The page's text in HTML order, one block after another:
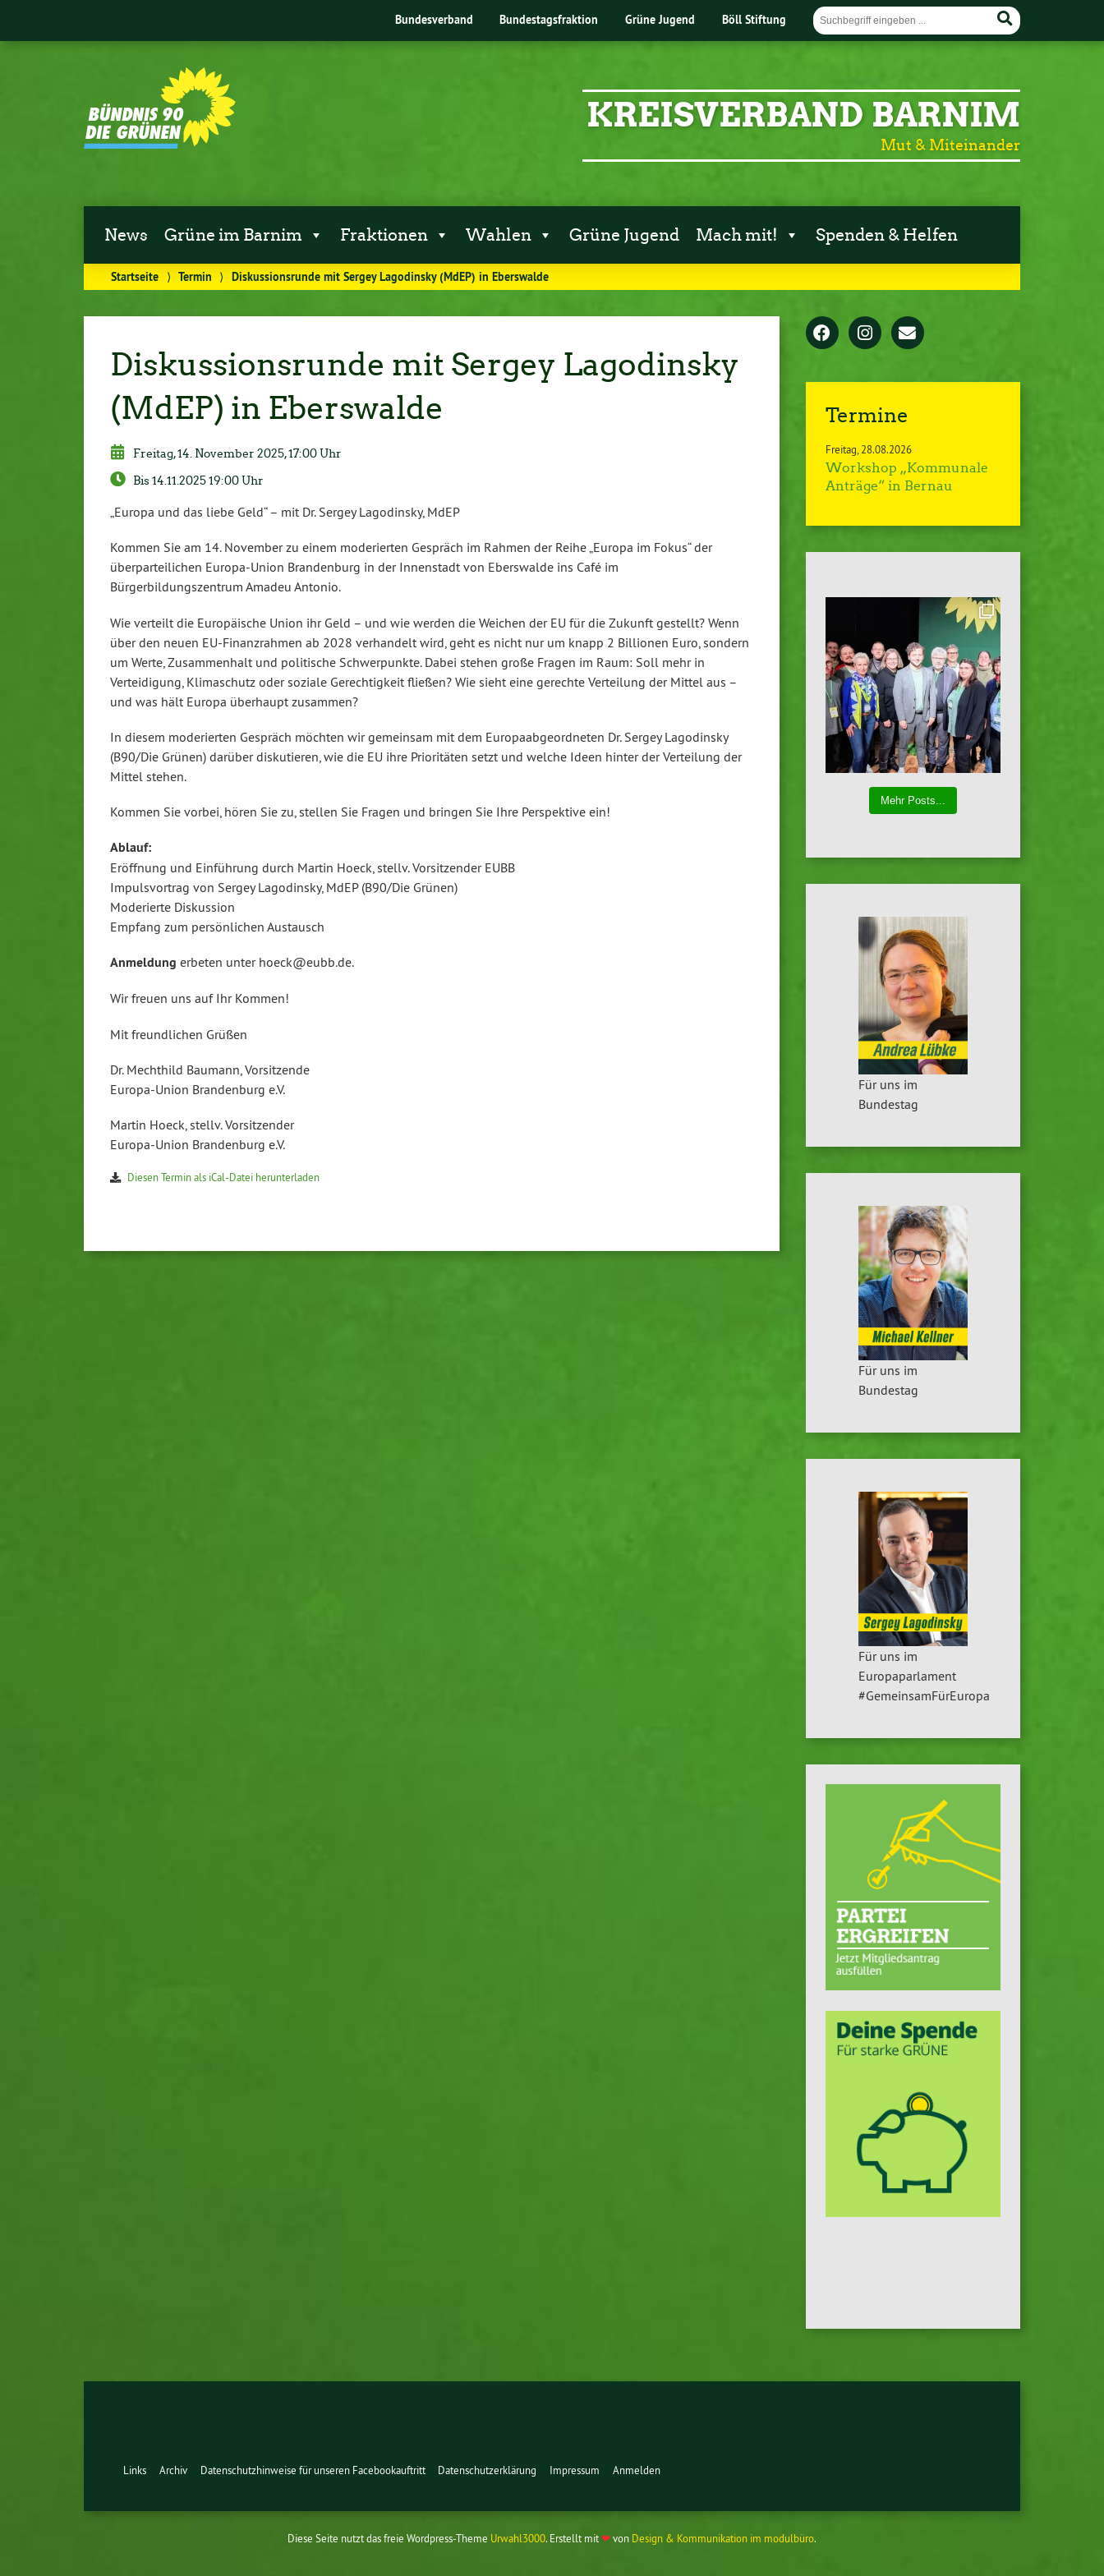
Bundesverband Bundestagsfraktion Grüne Jugend Böll Stiftung
KREISVERBAND BARNIM
Mut & Miteinander
News Grüne im Barnim Fraktionen Wahlen Grüne Jugend Mach mit! Spenden & Helfen
Startseite ⟩ Termin ⟩ Diskussionsrunde mit Sergey Lagodinsky (MdEP) in Eberswalde
Diskussionsrunde mit Sergey Lagodinsky
(MdEP) in Eberswalde
Freitag, 14. November 2025, 17:00 Uhr
Bis 14.11.2025 19:00 Uhr
„Europa und das liebe Geld“ – mit Dr. Sergey Lagodinsky, MdEP
Kommen Sie am 14. November zu einem moderierten Gespräch im Rahmen der Reihe „Europa im Fokus“ der
überparteilichen Europa-Union Brandenburg in der Innenstadt von Eberswalde ins Café im
Bürgerbildungszentrum Amadeu Antonio.
Wie verteilt die Europäische Union ihr Geld – und wie werden die Weichen der EU für die Zukunft gestellt? Wenn
über den neuen EU-Finanzrahmen ab 2028 verhandelt wird, geht es nicht nur um knapp 2 Billionen Euro, sondern
um Werte, Zusammenhalt und politische Schwerpunkte. Dabei stehen große Fragen im Raum: Soll mehr in
Verteidigung, Klimaschutz oder soziale Gerechtigkeit fließen? Wie sieht eine gerechte Verteilung der Mittel aus –
und was hält Europa überhaupt zusammen?
In diesem moderierten Gespräch möchten wir gemeinsam mit dem Europaabgeordneten Dr. Sergey Lagodinsky
(B90/Die Grünen) darüber diskutieren, wie die EU ihre Prioritäten setzt und welche Ideen hinter der Verteilung der
Mittel stehen.
Kommen Sie vorbei, hören Sie zu, stellen Sie Fragen und bringen Sie Ihre Perspektive ein!
Ablauf:
Eröffnung und Einführung durch Martin Hoeck, stellv. Vorsitzender EUBB
Impulsvortrag von Sergey Lagodinsky, MdEP (B90/Die Grünen)
Moderierte Diskussion
Empfang zum persönlichen Austausch
Anmeldung erbeten unter hoeck@eubb.de.
Wir freuen uns auf Ihr Kommen!
Mit freundlichen Grüßen
Dr. Mechthild Baumann, Vorsitzende
Europa-Union Brandenburg e.V.
Martin Hoeck, stellv. Vorsitzender
Europa-Union Brandenburg e.V.
Diesen Termin als iCal-Datei herunterladen
Termine
Freitag 28.08.2026
Workshop „Kommunale
Anträge“ in Bernau
Mehr Posts...
Für uns im
Bundestag
Für uns im
Bundestag
Für uns im
Europaparlament
#GemeinsamFürEuropa
Links Archiv Datenschutzhinweise für unseren Facebookauftritt Datenschutzerklärung Impressum Anmelden
Diese Seite nutzt das freie Wordpress-Theme Urwahl3000. Erstellt mit❤ von Design & Kommunikation im modulbüro.